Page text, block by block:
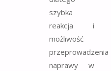
szybka
reakcja i
możliwość
przeprowadzenia
naprawy w